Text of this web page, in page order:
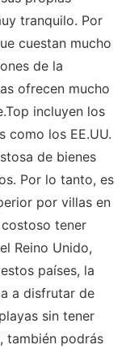
tranquilo. Por
cuestan mucho
de la
ofrecen mucho
incluyen los
como los EE.UU.
de bienes
Por lo tanto, es
por villas en
tener
Reino Unido,
países, la
a disfrutar de
sin tener
también podrás